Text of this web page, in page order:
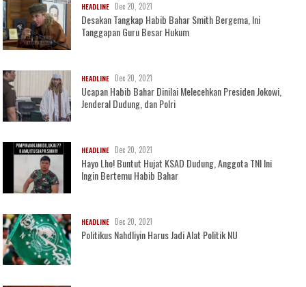
HEADLINE Dec 20, 2021
Desakan Tangkap Habib Bahar Smith Bergema, Ini
Tanggapan Guru Besar Hukum
HEADLINE Dec 20, 2021
Ucapan Habib Bahar Dinilai Melecehkan Presiden Jokowi,
Jenderal Dudung, dan Polri
HEADLINE Dec 20, 2021
Hayo Lho! Buntut Hujat KSAD Dudung, Anggota TNI Ini
Ingin Bertemu Habib Bahar
HEADLINE Dec 20, 2021
Politikus Nahdliyin Harus Jadi Alat Politik NU